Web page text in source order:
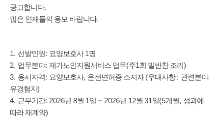
공고합니다.
많은 인재들의 응모 바랍니다.
1. 선발인원: 요양보호사1명
2. 업무분야: 재가노인지원서비스 업무(주1회 밑반찬 조리 )
3. 응시자격: 요양보호사, 운전면허증 소지자(우대사항: 관련분야
유경험자)
4. 근무기간: 2026년 8월 1일 ~ 2026년 12월 31일(5개월, 성과에
따라 재계약)